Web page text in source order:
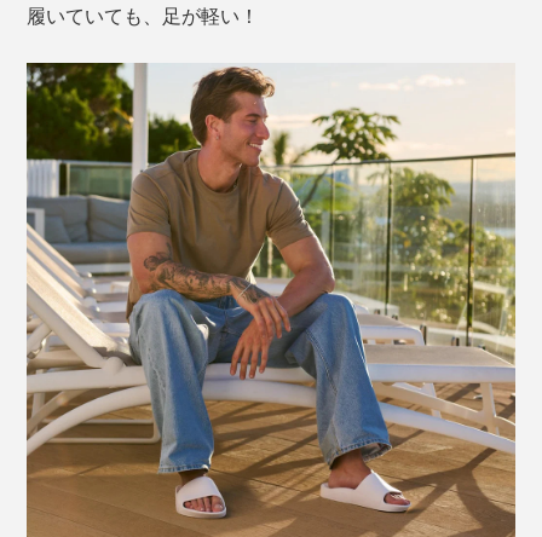
履いていても、足が軽い！